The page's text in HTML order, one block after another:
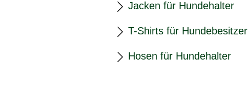
Jacken für Hundehalter
T-Shirts für Hundebesitzer
Hosen für Hundehalter